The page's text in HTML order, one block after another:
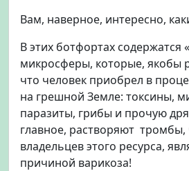
т
ж
К
а
к
н
е
о
ш
Вам, наверное, интересно,
В этих ботфортах
микросферы, которые, якобы
что человек приобрел в
на грешной Земле: токсины,
паразиты, грибы и прочую
главное, растворяют
владельцев этого ресурса,
причиной варикоза!